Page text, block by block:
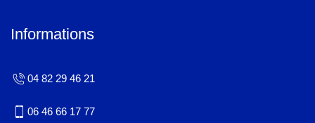
Informations
04 82 29 46 21
06 46 66 17 77